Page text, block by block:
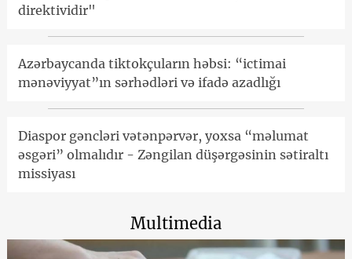
direktividir"
Azərbaycanda tiktokçuların həbsi: “ictimai
mənəviyyat”ın sərhədləri və ifadə azadlığı
Diaspor gəncləri vətənpərvər, yoxsa “məlumat
əsgəri” olmalıdır - Zəngilan düşərgəsinin sətiraltı
missiyası
Multimedia